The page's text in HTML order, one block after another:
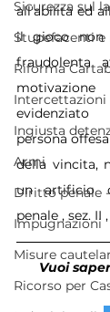
Sicurezza sul
Stupefacenti
Riforma
Intercettazioni
Ingiusta
Armi
Diritto penale
Impugnazioni
Misure
Ricorso per
all'abilità ed
il gioco non
fraudolenta
persona
della vincita,
un artificio
penale , sez. II
Vuoi